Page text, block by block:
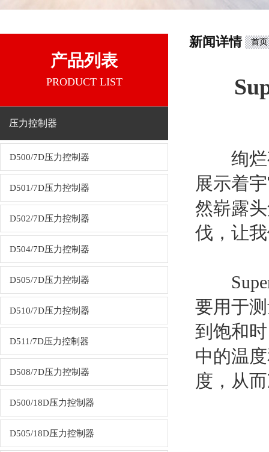
产品列表
PRODUCT LIST
压力控制器
D500/7D压力控制器
D501/7D压力控制器
D502/7D压力控制器
D504/7D压力控制器
D505/7D压力控制器
D510/7D压力控制器
D511/7D压力控制器
D508/7D压力控制器
D500/18D压力控制器
D505/18D压力控制器
新闻详情 首页
绚烂夜
展示着
然崭露
伐，让
要用于
到饱和
中的温
度，从